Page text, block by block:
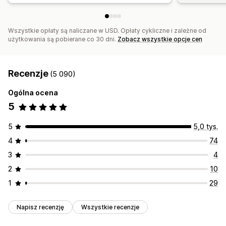
Testy A/B Współczynniki konwersji
Wszystkie opłaty są naliczane w USD. Opłaty cykliczne i zależne od
użytkowania są pobierane co 30 dni. Zobacz wszystkie opcje cen
Recenzje (5 090)
Ogólna ocena
5
5
5,0 tys.
4
74
3
4
2
10
1
29
Napisz recenzję Wszystkie recenzje